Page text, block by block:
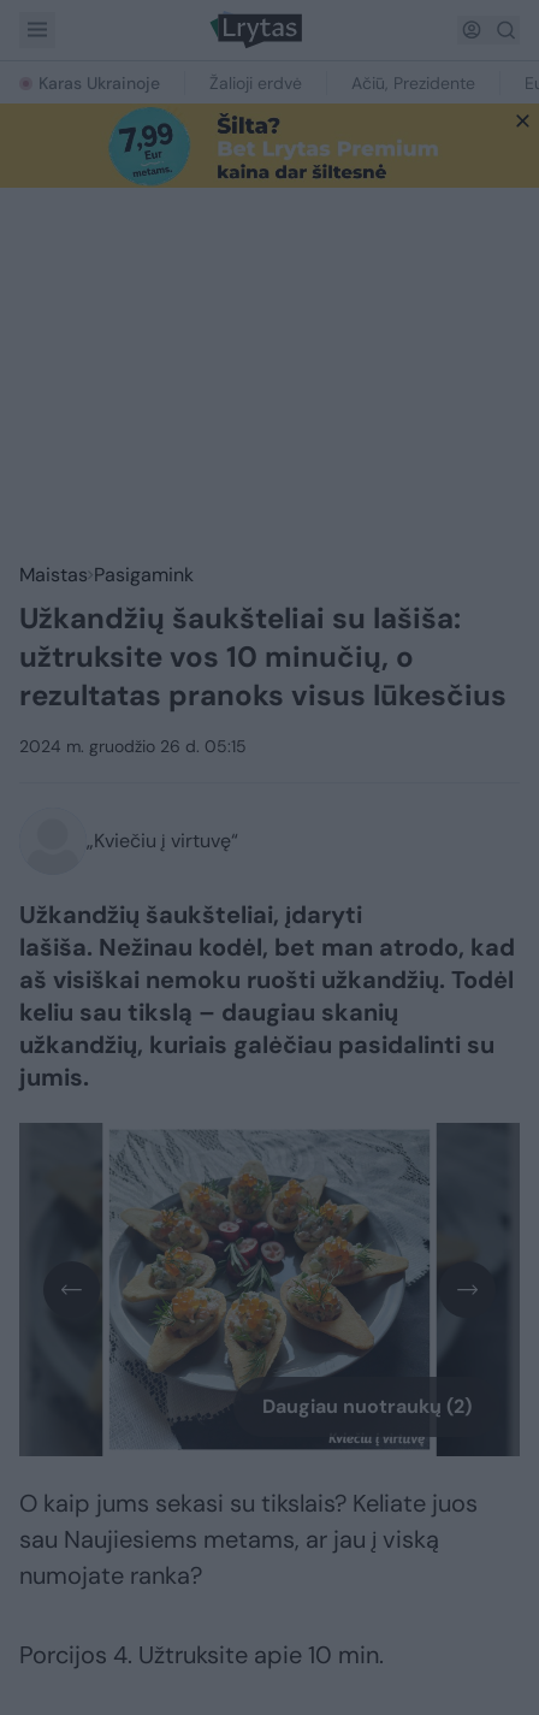
Karas Ukrainoje Žalioji erdvė Ačiū, Prezidente
Maistas Pasigamink
Užkandžių šaukšteliai su lašiša:
užtruksite vos 10 minučių, o
rezultatas pranoks visus lūkesčius
2024 m. gruodžio 26 d. 05:15
„Kviečiu į virtuvę“
Užkandžių šaukšteliai, įdaryti
lašiša. Nežinau kodėl, bet man atrodo, kad
aš visiškai nemoku ruošti užkandžių. Todėl
keliu sau tikslą – daugiau skanių
užkandžių, kuriais galėčiau pasidalinti su
jumis.
Daugiau nuotraukų (2)
O kaip jums sekasi su tikslais? Keliate juos
sau Naujiesiems metams, ar jau į viską
numojate ranka?
Porcijos 4. Užtruksite apie 10 min.